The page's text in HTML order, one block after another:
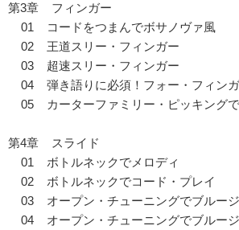
第3章 フィンガー
01 コードをつまんでボサノヴァ風
02 王道スリー・フィンガー
03 超速スリー・フィンガー
04 弾き語りに必須！フォー・フィン
05 カーターファミリー・ピッキングで
第4章 スライド
01 ボトルネックでメロディ
02 ボトルネックでコード・プレイ
03 オープン・チューニングでブルージ
04 オープン・チューニングでブルージ